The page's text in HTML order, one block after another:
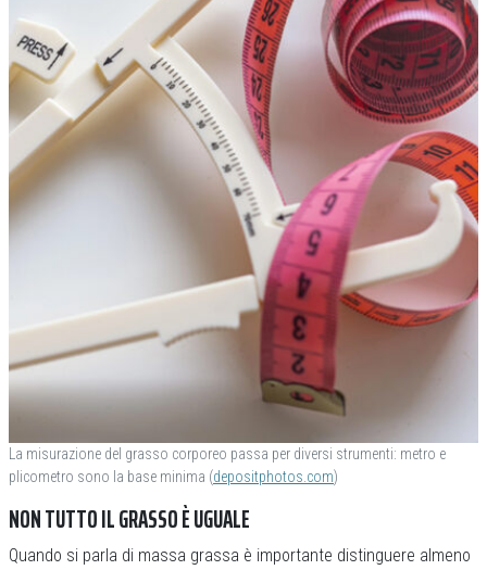
La misurazione del grasso corporeo passa per diversi strumenti: metro e
plicometro sono la base minima (depositphotos.com)
NON TUTTO IL GRASSO È UGUALE
Quando si parla di massa grassa è importante distinguere almeno